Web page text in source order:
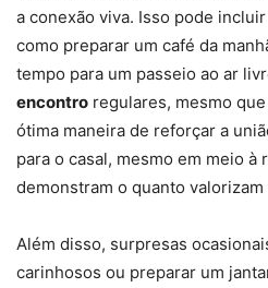
a conexão viva. Isso pode
como preparar um café da
tempo para um passeio ao ar
encontro regulares, mesmo
ótima maneira de reforçar a
para o casal, mesmo em meio à
demonstram o quanto valorizam
Além disso, surpresas
carinhosos ou preparar um